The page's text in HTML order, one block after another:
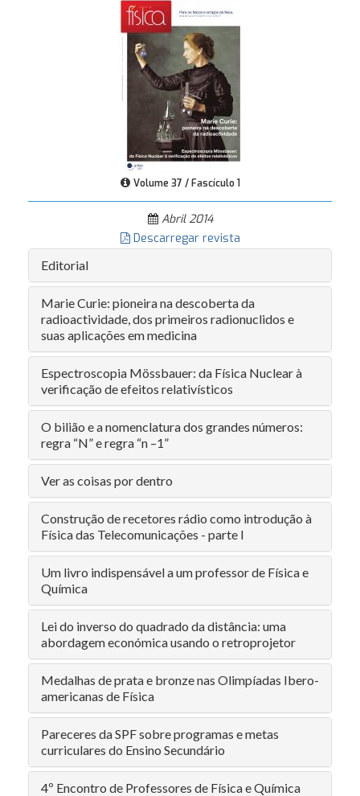
Volume 37 / Fascículo 1
Abril 2014
Descarregar revista
Editorial
Marie Curie: pioneira na descoberta da
radioactividade, dos primeiros radionuclidos e
suas aplicações em medicina
Espectroscopia Mössbauer: da Física Nuclear à
verificação de efeitos relativísticos
O bilião e a nomenclatura dos grandes números:
regra “N” e regra “n –1”
Ver as coisas por dentro
Construção de recetores rádio como introdução à
Física das Telecomunicações - parte I
Um livro indispensável a um professor de Física e
Química
Lei do inverso do quadrado da distância: uma
abordagem económica usando o retroprojetor
Medalhas de prata e bronze nas Olimpíadas Ibero-
americanas de Física
Pareceres da SPF sobre programas e metas
curriculares do Ensino Secundário
4º Encontro de Professores de Física e Química